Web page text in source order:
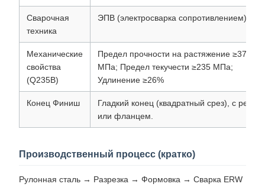
Сварочная
техника
ЭПВ (электросварка сопротивлением)
Механические
свойства
(Q235B)
Предел прочности на растяжение ≥375
МПа; Предел текучести ≥235 МПа;
Удлинение ≥26%
Конец Финиш
Гладкий конец (квадратный срез), с
или фланцем.
Производственный процесс (кратко)
Рулонная сталь → Разрезка → Формовка → Сварка ERW